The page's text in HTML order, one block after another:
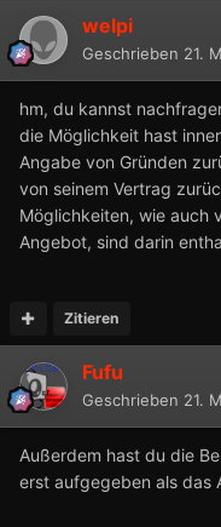
welpi
Geschrieben 21.
hm, du kannst
die Möglichkeit hast
Angabe von Gründen
von seinem Vertrag
Möglichkeiten, wie auch
Angebot, sind darin
Zitieren
Fufu
Geschrieben 21.
Außerdem hast du die
erst aufgegeben als das